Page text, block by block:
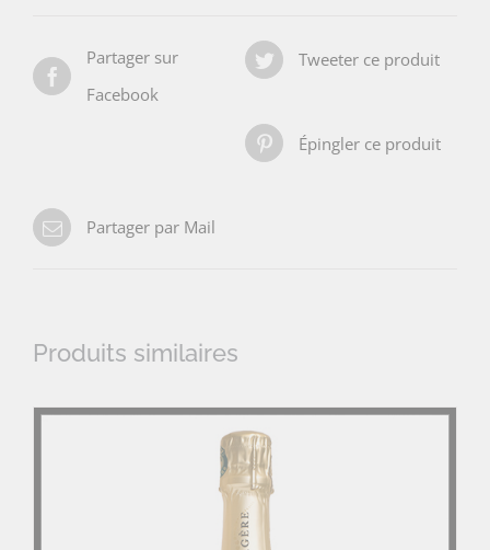
Partager sur
Facebook
Tweeter ce produit
Épingler ce produit
Partager par Mail
Produits similaires